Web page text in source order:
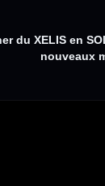
du XELIS en
nouveaux